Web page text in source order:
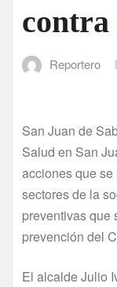
Reportero
San Juan de
Salud en San
acciones que
sectores de la
preventivas que
prevención del
El alcalde Julio